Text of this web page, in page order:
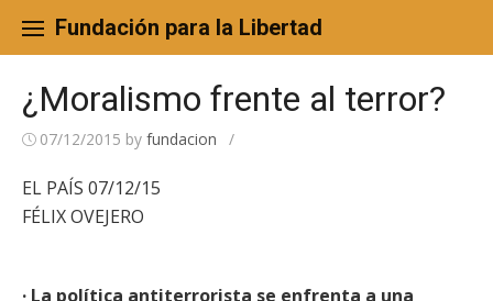
content
Fundación para la Libertad
¿Moralismo frente al terror?
07/12/2015 by fundacion /
EL PAÍS 07/12/15
FÉLIX OVEJERO
· La política antiterrorista se enfrenta a una